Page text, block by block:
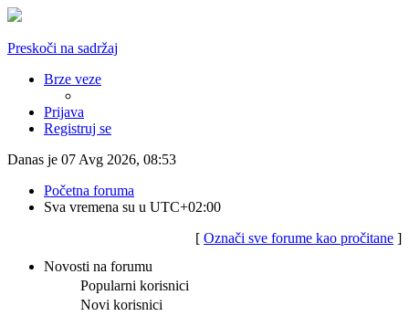
Preskoči na sadržaj
Brze veze
Prijava
Registruj se
Danas je 07 Avg 2026, 08:53
Početna foruma
Sva vremena su u UTC+02:00
[ Označi sve forume kao pročitane ]
Novosti na forumu
Popularni korisnici
Novi korisnici